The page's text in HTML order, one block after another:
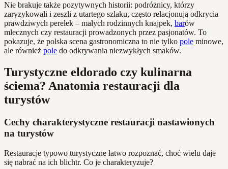
Nie brakuje także pozytywnych historii: podróżnicy, którzy
zaryzykowali i zeszli z utartego szlaku, często relacjonują odkrycia
prawdziwych perełek – małych rodzinnych knajpek, barów
mlecznych czy restauracji prowadzonych przez pasjonatów. To
pokazuje, że polska scena gastronomiczna to nie tylko pole minowe,
ale również pole do odkrywania niezwykłych smaków.
Turystyczne eldorado czy kulinarna
ściema? Anatomia restauracji dla
turystów
Cechy charakterystyczne restauracji nastawionych
na turystów
Restauracje typowo turystyczne łatwo rozpoznać, choć wielu daje
się nabrać na ich blichtr. Co je charakteryzuje?